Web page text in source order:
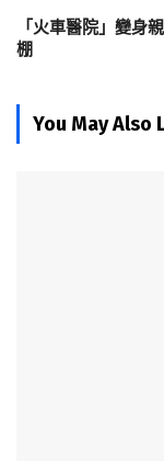
「火車醫院」變身
棚
You May Also